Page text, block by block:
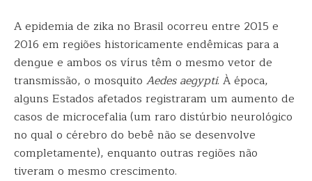
A epidemia de zika no Brasil ocorreu entre 2015 e
2016 em regiões historicamente endêmicas para a
dengue e ambos os vírus têm o mesmo vetor de
transmissão, o mosquito Aedes aegypti. À época,
alguns Estados afetados registraram um aumento de
casos de microcefalia (um raro distúrbio neurológico
no qual o cérebro do bebê não se desenvolve
completamente), enquanto outras regiões não
tiveram o mesmo crescimento.